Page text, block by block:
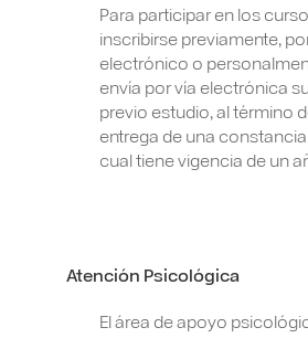
Para participar en los
inscribirse previamente,
electrónico o
envía por vía electrónica
previo estudio, al término
entrega de una
cual tiene vigencia de un
Atención Psicológica
El área de apoyo